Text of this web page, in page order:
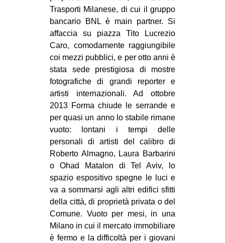
EVENTI
Fb
tw
bsky
ms
SEARCH
Trasporti Milanese, di cui il gruppo
bancario BNL è main partner. Si
affaccia su piazza Tito Lucrezio
Caro, comodamente raggiungibile
coi mezzi pubblici, e per otto anni è
stata sede prestigiosa di mostre
fotografiche di grandi reporter e
artisti internazionali. Ad ottobre
2013 Forma chiude le serrande e
per quasi un anno lo stabile rimane
vuoto: lontani i tempi delle
personali di artisti del calibro di
Roberto Almagno, Laura Barbarini
o Ohad Matalon di Tel Aviv, lo
spazio espositivo spegne le luci e
va a sommarsi agli altri edifici sfitti
della città, di proprietà privata o del
Comune. Vuoto per mesi, in una
Milano in cui il mercato immobiliare
è fermo e la difficoltà per i giovani